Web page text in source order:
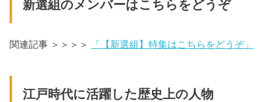
新選組のメンバーはこちらをどうぞ
関連記事 ＞＞＞＞ 「【新選組】特集はこちらをどうぞ」
江戸時代に活躍した歴史上の人物